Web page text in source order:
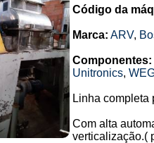
Código da
Marca: ARV,
Componentes:
Unitronics,
Linha completa
Com alta
verticalização.(